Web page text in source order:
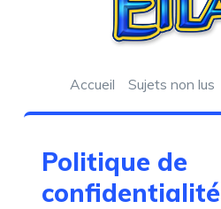
Accueil Sujets non lus
Politique de
confidentialité